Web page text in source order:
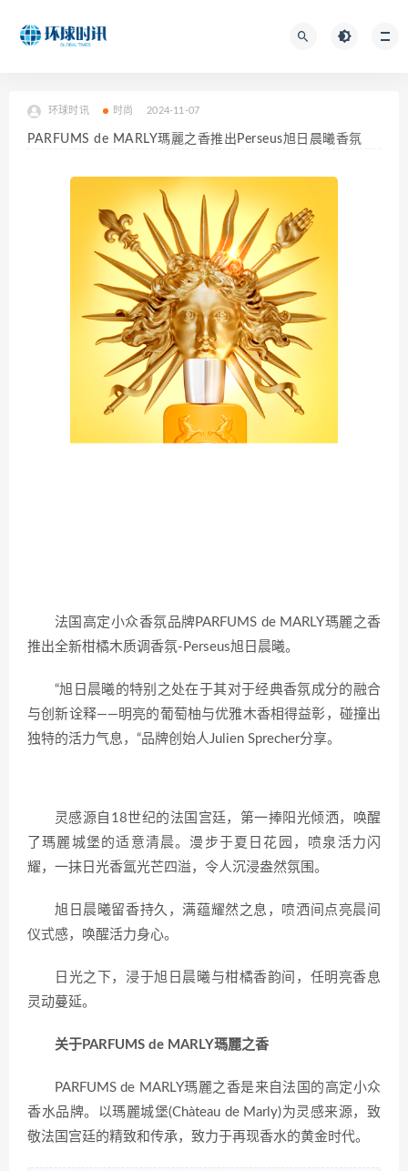
环球时讯 时尚 2024-11-07
PARFUMS de MARLY瑪麗之香推出Perseus旭日晨曦香氛
法国高定小众香氛品牌PARFUMS de MARLY瑪麗之香
推出全新柑橘木质调香氛-Perseus旭日晨曦。
“旭日晨曦的特别之处在于其对于经典香氛成分的融合
与创新诠释——明亮的葡萄柚与优雅木香相得益彰，碰撞出
独特的活力气息，“品牌创始人Julien Sprecher分享。
灵感源自18世纪的法国宫廷，第一捧阳光倾洒，唤醒
了瑪麗城堡的适意清晨。漫步于夏日花园，喷泉活力闪
耀，一抹日光香氲光芒四溢，令人沉浸盎然氛围。
旭日晨曦留香持久，满蕴耀然之息，喷洒间点亮晨间
仪式感，唤醒活力身心。
日光之下，浸于旭日晨曦与柑橘香韵间，任明亮香息
灵动蔓延。
关于PARFUMS de MARLY瑪麗之香
PARFUMS de MARLY瑪麗之香是来自法国的高定小众
香水品牌。以瑪麗城堡(Chàteau de Marly)为灵感来源，致
敬法国宫廷的精致和传承，致力于再现香水的黄金时代。